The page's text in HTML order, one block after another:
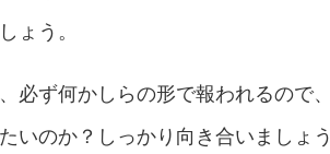
ょう。
必ず何かしらの形で報われるので
いのか？しっかり向き合いましょ